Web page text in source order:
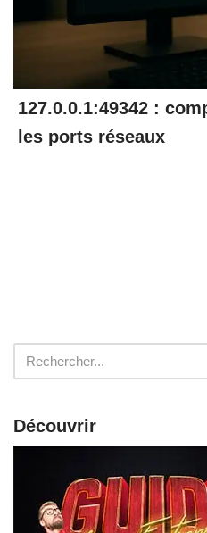
127.0.0.1:49342 :
les ports réseaux
Découvrir